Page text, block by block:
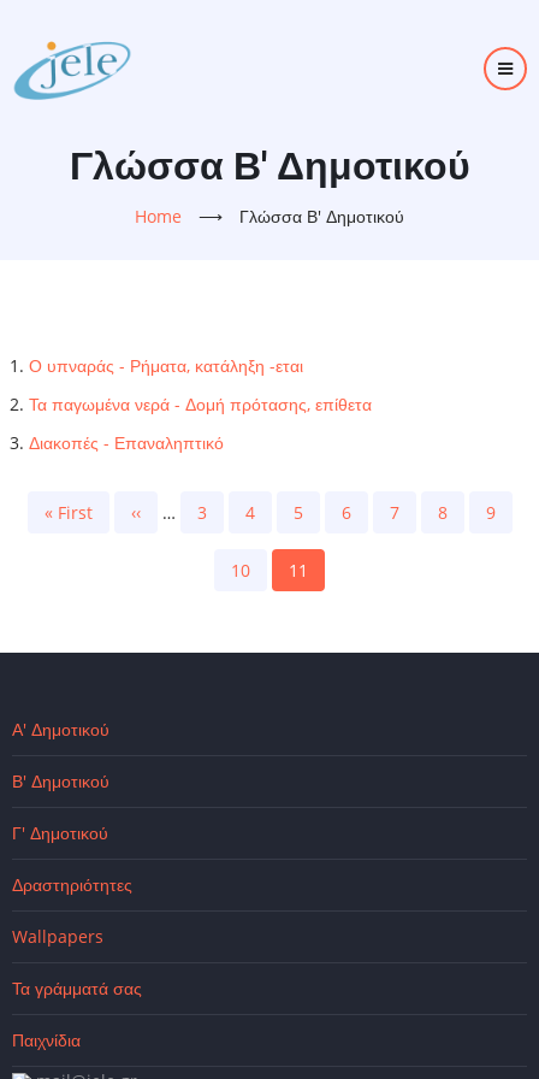
main
content
Γλώσσα Β' Δημοτικού
Home ⟶ Γλώσσα Β' Δημοτικού
Ο υπναράς - Ρήματα, κατάληξη -εται
Τα παγωμένα νερά - Δομή πρότασης, επίθετα
Διακοπές - Επαναληπτικό
First
« First
Previous
‹‹ … Page
3 Page
4 Page
5 Page
6 Page
7 Page
8 Page
9
Page
10
Current
11
Α' Δημοτικού
Β' Δημοτικού
Γ' Δημοτικού
Δραστηριότητες
Wallpapers
Τα γράμματά σας
Παιχνίδια